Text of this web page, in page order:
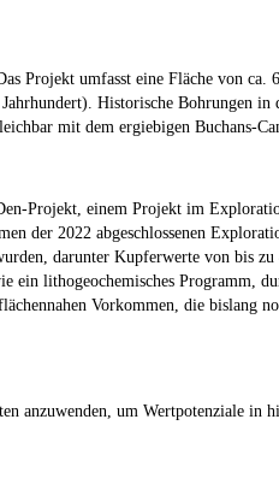
Projekt umfasst eine Fläche von
Historische Bohrungen
mit dem ergiebigen Buchans-
Projekt, einem Projekt im
der 2022 abgeschlossenen
darunter Kupferwerte von bis
ein lithogeochemisches
Vorkommen, die bislang
um Wertpotenziale in